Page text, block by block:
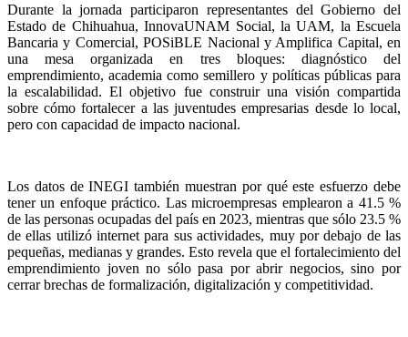
Durante la jornada participaron representantes del Gobierno del
Estado de Chihuahua, InnovaUNAM Social, la UAM, la Escuela
Bancaria y Comercial, POSiBLE Nacional y Amplifica Capital, en
una mesa organizada en tres bloques: diagnóstico del
emprendimiento, academia como semillero y políticas públicas para
la escalabilidad. El objetivo fue construir una visión compartida
sobre cómo fortalecer a las juventudes empresarias desde lo local,
pero con capacidad de impacto nacional.
Los datos de INEGI también muestran por qué este esfuerzo debe
tener un enfoque práctico. Las microempresas emplearon a 41.5 %
de las personas ocupadas del país en 2023, mientras que sólo 23.5 %
de ellas utilizó internet para sus actividades, muy por debajo de las
pequeñas, medianas y grandes. Esto revela que el fortalecimiento del
emprendimiento joven no sólo pasa por abrir negocios, sino por
cerrar brechas de formalización, digitalización y competitividad.